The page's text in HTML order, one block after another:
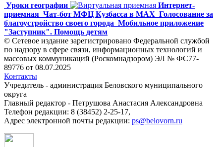
Уроки географии
Интернет-
приемная Чат-бот МФЦ Кузбасса в MAX Голосование за
благоустройство своего города Мобильное приложение
"Заступник". Помощь детям
© Сетевое издание зарегистрировано Федеральной службой
по надзору в сфере связи, информационных технологий и
массовых коммуникаций (Роскомнадзором) ЭЛ № ФС77-
89776 от 08.07.2025
Контакты
Учредитель - администрация Беловского муниципального
округа
Главный редактор - Петрушова Анастасия Александровна
Телефон редакции: 8 (38452) 2-25-17,
Адрес электронной почты редакции: ps@belovorn.ru